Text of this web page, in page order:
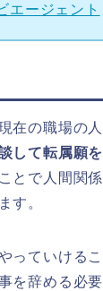
エージェント
在の職場の
談して転属願
とで人間関
す。
っていける
を辞める必